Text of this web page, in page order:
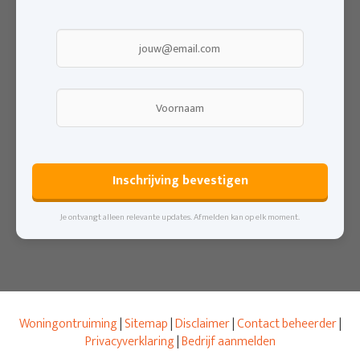
Inschrijving bevestigen
Je ontvangt alleen relevante updates. Afmelden kan op elk moment.
Woningontruiming|Sitemap|Disclaimer|Contact beheerder|
Privacyverklaring|Bedrijf aanmelden